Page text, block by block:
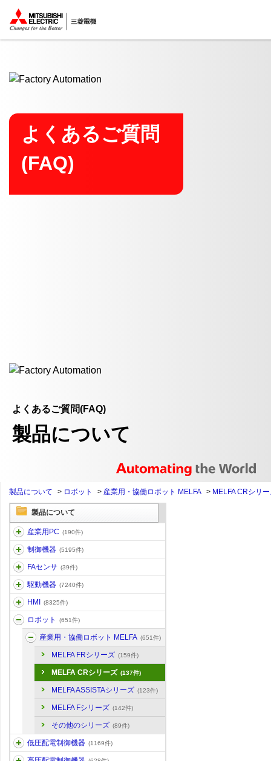
ここから本文
よくあるご質問
(FAQ)
よくあるご質問(FAQ)
製品について
製品について > ロボット > 産業用・協働ロボット MELFA > MELFA CRシリ
製品について
産業用PC (190件)
制御機器 (5195件)
FAセンサ (39件)
駆動機器 (7240件)
HMI (8325件)
ロボット (651件)
産業用・協働ロボット MELFA (651件)
MELFA FRシリーズ (159件)
MELFA CRシリーズ (137件)
MELFA ASSISTAシリーズ (123件)
MELFA Fシリーズ (142件)
その他のシリーズ (89件)
低圧配電制御機器 (1169件)